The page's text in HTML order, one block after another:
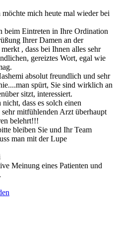
mich heute mal wieder bei
beim Eintreten in Ihre Ordination
Ihrer Damen an der
, dass bei Ihnen alles sehr
gereiztes Wort, egal wie
absolut freundlich und sehr
spürt, Sie sind wirklich an
sitzt, interessiert.
dass es solch einen
mitfühlenden Arzt überhaupt
belehrt!!!
bleiben Sie und Ihr Team
man mit der Lupe
Meinung eines Patienten und